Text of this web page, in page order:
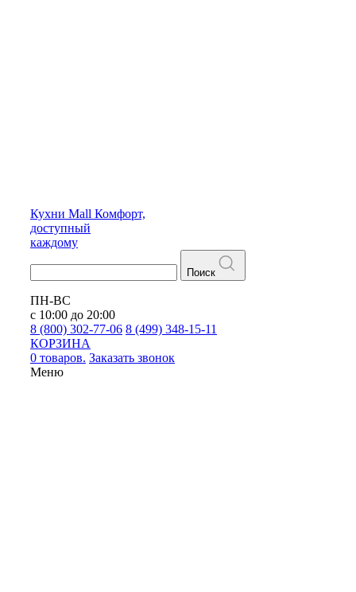
Кухни Mall Комфорт,
доступный
каждому
Поиск
ПН-ВС
с 10:00 до 20:00
8 (800) 302-77-06 8 (499) 348-15-11
КОРЗИНА
0 товаров. Заказать звонок
Меню